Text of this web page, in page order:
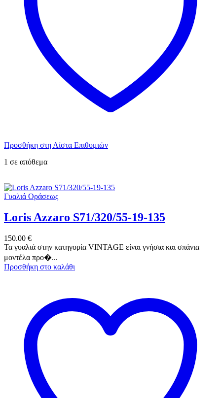
Προσθήκη στη Λίστα Επιθυμιών
1 σε απόθεμα
Γυαλιά Οράσεως
Loris Azzaro S71/320/55-19-135
150.00 €
Τα γυαλιά στην κατηγορία VINTAGE είναι γνήσια και σπάνια
μοντέλα προ�...
Προσθήκη στο καλάθι